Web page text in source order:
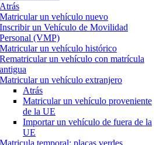
Atrás
Matricular un vehículo nuevo
Inscribir un Vehículo de Movilidad
Personal (VMP)
Matricular un vehículo histórico
Rematricular un vehículo con matrícula
antigua
Matricular un vehículo extranjero
Atrás
Matricular un vehículo proveniente
de la UE
Importar un vehículo de fuera de la
UE